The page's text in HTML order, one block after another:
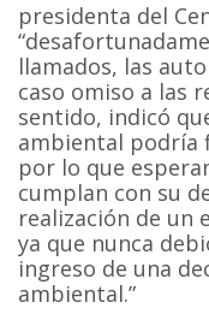
presidenta del
llamados, las
caso omiso a las
sentido, indicó
ambiental podría
por lo que
cumplan con su
realización de un
ya que nunca
ingreso de una
ambiental.”